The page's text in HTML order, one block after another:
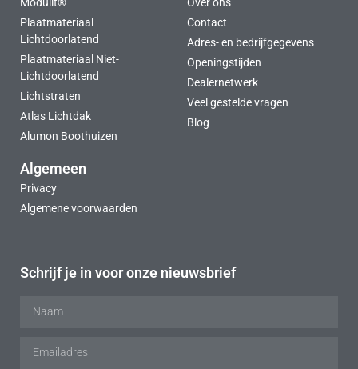
Plaatmateriaal
Lichtdoorlatend
Plaatmateriaal Niet-
Lichtdoorlatend
Lichtstraten
Atlas Lichtdak
Alumon Boothuizen
Algemeen
Privacy
Algemene voorwaarden
Contact
Adres- en bedrijfgegevens
Openingstijden
Dealernetwerk
Veel gestelde vragen
Blog
Schrijf je in voor onze nieuwsbrief